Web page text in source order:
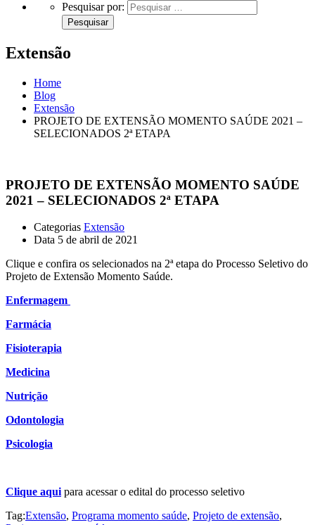
Pesquisar por:
Extensão
Home
Blog
Extensão
PROJETO DE EXTENSÃO MOMENTO SAÚDE 2021 –
SELECIONADOS 2ª ETAPA
PROJETO DE EXTENSÃO MOMENTO SAÚDE
2021 – SELECIONADOS 2ª ETAPA
Categorias Extensão
Data 5 de abril de 2021
Clique e confira os selecionados na 2ª etapa do Processo Seletivo do
Projeto de Extensão Momento Saúde.
Enfermagem
Farmácia
Fisioterapia
Medicina
Nutrição
Odontologia
Psicologia
Clique aqui para acessar o edital do processo seletivo
Tag:Extensão, Programa momento saúde, Projeto de extensão,